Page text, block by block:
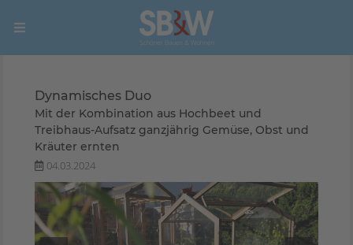
Dynamisches Duo
Mit der Kombination aus Hochbeet und
Treibhaus-Aufsatz ganzjährig Gemüse, Obst und
Kräuter ernten
04.03.2024